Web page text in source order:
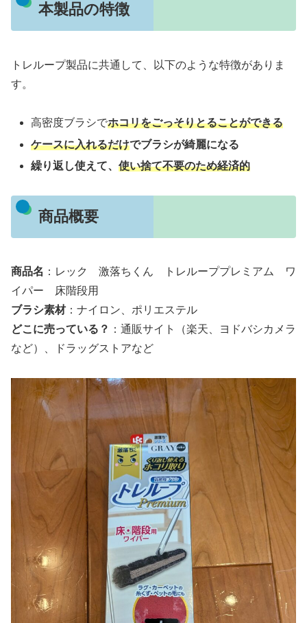
本製品の特徴
トレループ製品に共通して、以下のような特徴がありま
す。
高密度ブラシでホコリをごっそりとることができる
ケースに入れるだけでブラシが綺麗になる
繰り返し使えて、使い捨て不要のため経済的
商品概要
商品名 ：レック 激落ちくん トレループプレミアム ワ
イパー 床階段用
ブラシ素材：ナイロン、ポリエステル
どこに売っている？ ：通販サイト（楽天、ヨドバシカメラ
など）、ドラッグストアなど